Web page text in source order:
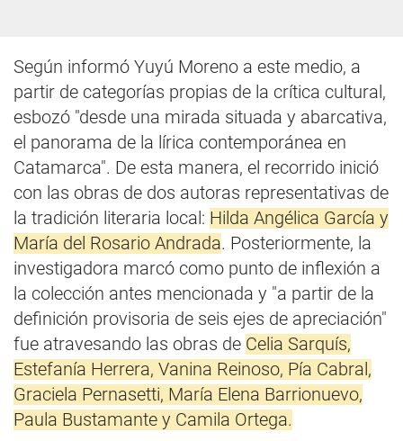
Según informó Yuyú Moreno a este medio, a
partir de categorías propias de la crítica cultural,
esbozó "desde una mirada situada y abarcativa,
el panorama de la lírica contemporánea en
Catamarca". De esta manera, el recorrido inició
con las obras de dos autoras representativas de
la tradición literaria local: Hilda Angélica García y
María del Rosario Andrada. Posteriormente, la
investigadora marcó como punto de inflexión a
la colección antes mencionada y "a partir de la
definición provisoria de seis ejes de apreciación"
fue atravesando las obras de Celia Sarquís,
Estefanía Herrera, Vanina Reinoso, Pía Cabral,
Graciela Pernasetti, María Elena Barrionuevo,
Paula Bustamante y Camila Ortega.